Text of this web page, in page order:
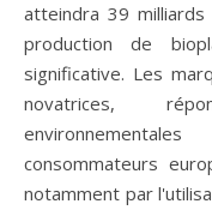
atteindra 39
production de
significative. Les
novatrices,
consommateurs
notamment par